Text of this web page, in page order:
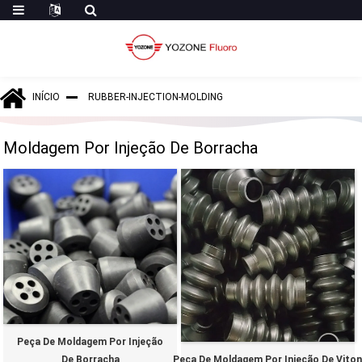
INÍCIO RUBBER-INJECTION-MOLDING
Moldagem Por Injeção De Borracha
Peça De Moldagem Por Injeção
De Borracha